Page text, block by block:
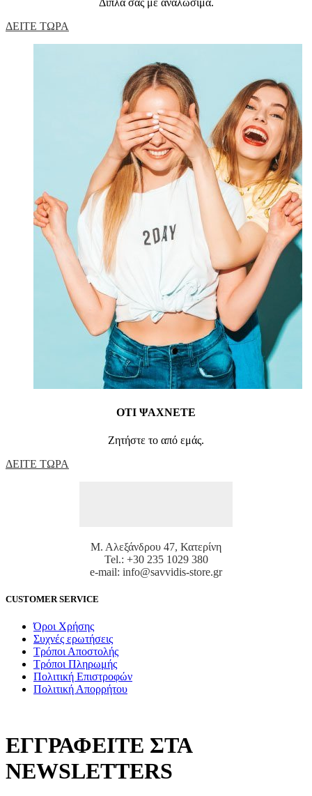
Δίπλα σας με αναλώσιμα.
ΔΕΙΤΕ ΤΩΡΑ
ΟΤΙ ΨΑΧΝΕΤΕ
Ζητήστε το από εμάς.
ΔΕΙΤΕ ΤΩΡΑ
Μ. Αλεξάνδρου 47, Κατερίνη
Tel.: +30 235 1029 380
e-mail: info@savvidis-store.gr
CUSTOMER SERVICE
Όροι Χρήσης
Συχνές ερωτήσεις
Τρόποι Αποστολής
Τρόποι Πληρωμής
Πολιτική Επιστροφών
Πολιτική Απορρήτου
ΕΓΓΡΑΦΕΙΤΕ ΣΤΑ
NEWSLETTERS